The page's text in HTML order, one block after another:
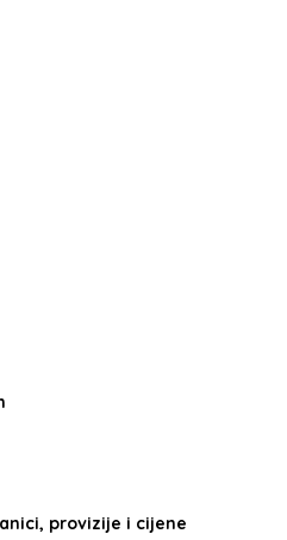
provizije i cijene